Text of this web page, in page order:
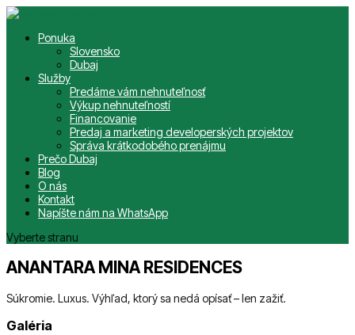
Ponuka
Slovensko
Dubaj
Služby
Predáme vám nehnuteľnosť
Výkup nehnuteľností
Financovanie
Predaj a marketing developerských projektov
Správa krátkodobého prenájmu
Prečo Dubaj
Blog
O nás
Kontakt
Napíšte nám na WhatsApp
Vyberte stranu
ANANTARA MINA RESIDENCES
Súkromie. Luxus. Výhľad, ktorý sa nedá opísať – len zažiť.
Galéria